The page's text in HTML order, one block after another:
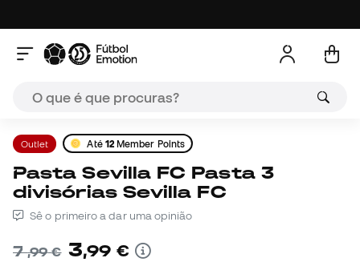
Outlet Até 12Member Points
Pasta Sevilla FC Pasta 3
divisórias Sevilla FC
Sê o primeiro a dar uma opinião
7,99 € 3,99 €